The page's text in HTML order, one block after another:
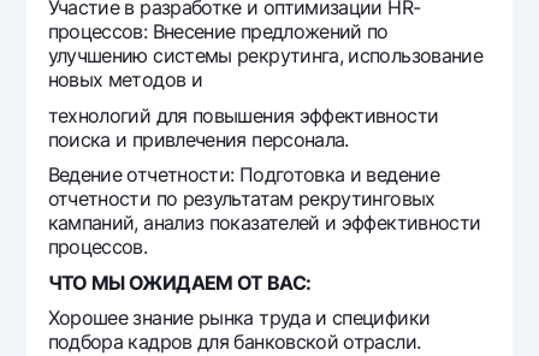
Участие в разработке и оптимизации HR-
процессов: Внесение предложений по
улучшению системы рекрутинга, использование
новых методов и
технологий для повышения эффективности
поиска и привлечения персонала.
Ведение отчетности: Подготовка и ведение
отчетности по результатам рекрутинговых
кампаний, анализ показателей и эффективности
процессов.
ЧТО МЫ ОЖИДАЕМ ОТ ВАС:
Хорошее знание рынка труда и специфики
подбора кадров для банковской отрасли.